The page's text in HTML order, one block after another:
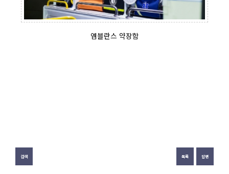
엠블란스 약장함
검색 목록 답변